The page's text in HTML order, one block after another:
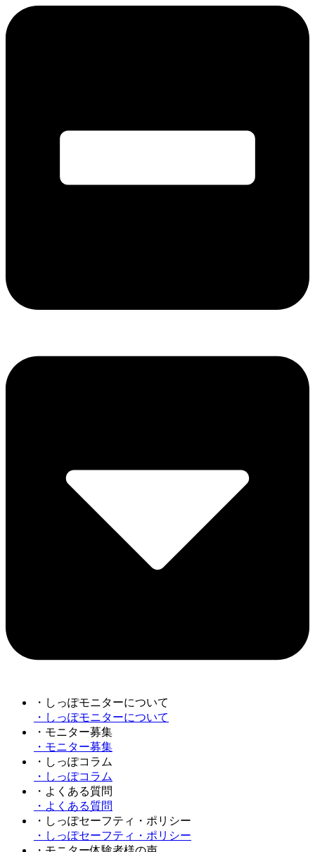
・しっぽモニターについて
・しっぽモニターについて
・モニター募集
・モニター募集
・しっぽコラム
・しっぽコラム
・よくある質問
・よくある質問
・しっぽセーフティ・ポリシー
・しっぽセーフティ・ポリシー